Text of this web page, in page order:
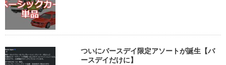
ついにバースデイ限定アソートが誕生【バ
ースデイだけに】